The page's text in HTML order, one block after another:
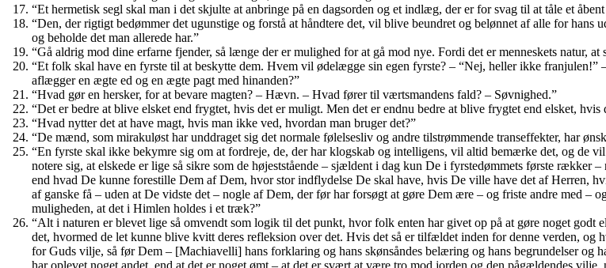
“Et hermetisk segl skal man i det skjulte at anbringe på en dagsorden og et indlæg, der er for svag til at tåle et
“Den, der rigtigt bedømmer det ugunstige og forstå at håndtere det, vil blive beundret og belønnet af alle for
og beholde det man allerede har.”
“Gå aldrig mod dine erfarne fjender, så længe der er mulighed for at gå mod nye. Fordi det er menneskets natur,
“Et folk skal have en fyrste til at beskytte dem. Hvem vil ødelægge sin egen fyrste? – “Nej, heller ikke
aflægger en ægte ed og en ægte pagt med hinanden?”
“Hvad gør en hersker, for at bevare magten? – Hævn. – Hvad fører til værtsmandens fald? – Søvnighed.”
“Det er bedre at blive elsket end frygtet, hvis det er muligt. Men det er endnu bedre at blive frygtet end elsket, hvis
“Hvad nytter det at have magt, hvis man ikke ved, hvordan man bruger det?”
“De mænd, som mirakuløst har unddraget sig det normale følelsesliv og andre tilstrømmende transeffekter, har
“En fyrste skal ikke bekymre sig om at fordreje, de, der har klogskab og intelligens, vil altid bemærke det, og
notere sig, at elskede er lige så sikre som de højeststående – sjældent i dag kun De i fyrstedømmets første rækker
end hvad De kunne forestille Dem af Dem, hvor stor indflydelse De skal have, hvis De ville have det af Herren,
af ganske få – uden at De vidste det – nogle af Dem, der før har forsøgt at gøre Dem ære – og friste andre med –
muligheden, at det i Himlen holdes i et træk?”
“Alt i naturen er blevet lige så omvendt som logik til det punkt, hvor folk enten har givet op på at gøre noget
det, hvormed de let kunne blive kvitt deres refleksion over det. Hvis det så er tilfældet inden for denne verden,
for Guds vilje, så før Dem – [Machiavelli] hans forklaring og hans skønsåndes belæring og hans begrundelser og
har oplevet noget andet, end at det er noget ømt – at det er svært at være tro mod jorden og den pågældendes